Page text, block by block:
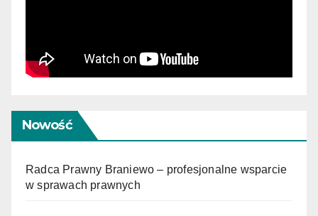
Nowość
Radca Prawny Braniewo – profesjonalne wsparcie
w sprawach prawnych